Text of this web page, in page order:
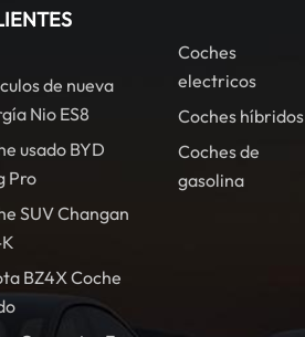
de nueva
Nio ES8
usado BYD
Pro
SUV Changan
BZ4X Coche
Coches
electricos
Coches híbridos
Coches de
gasolina